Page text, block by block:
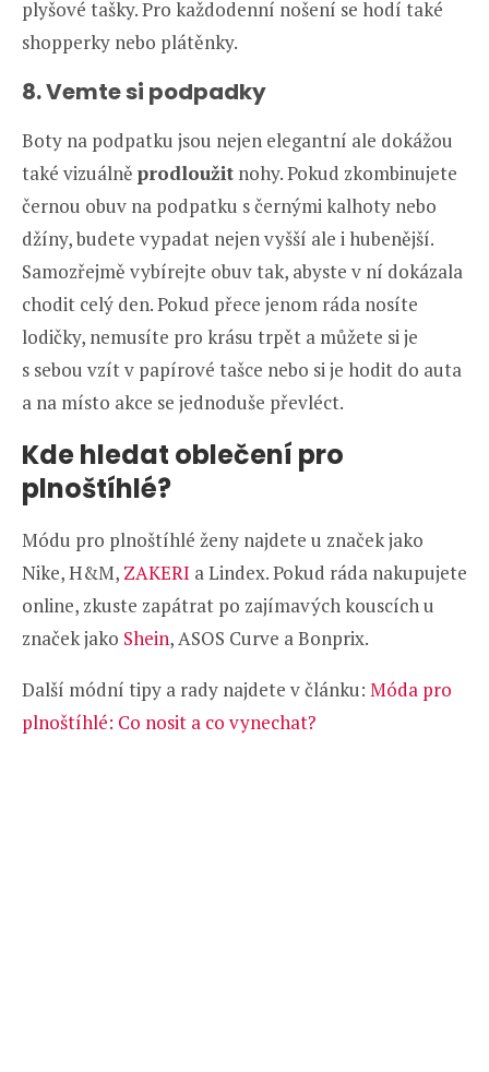
plyšové tašky. Pro každodenní nošení se hodí také
shopperky nebo plátěnky.
8. Vemte si podpadky
Boty na podpatku jsou nejen elegantní ale dokážou
také vizuálně prodloužit nohy. Pokud zkombinujete
černou obuv na podpatku s černými kalhoty nebo
džíny, budete vypadat nejen vyšší ale i hubenější.
Samozřejmě vybírejte obuv tak, abyste v ní dokázala
chodit celý den. Pokud přece jenom ráda nosíte
lodičky, nemusíte pro krásu trpět a můžete si je
s sebou vzít v papírové tašce nebo si je hodit do auta
a na místo akce se jednoduše převléct.
Kde hledat oblečení pro
plnoštíhlé?
Módu pro plnoštíhlé ženy najdete u značek jako
Nike, H&M, ZAKERI a Lindex. Pokud ráda nakupujete
online, zkuste zapátrat po zajímavých kouscích u
značek jako Shein, ASOS Curve a Bonprix.
Další módní tipy a rady najdete v článku: Móda pro
plnoštíhlé: Co nosit a co vynechat?